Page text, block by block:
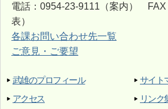
電話：0954-23-9111（案内） FAX
表）
各課お問い合わせ先一覧
ご意見・ご要望
武雄のプロフィール
アクセス
サイト
リンク